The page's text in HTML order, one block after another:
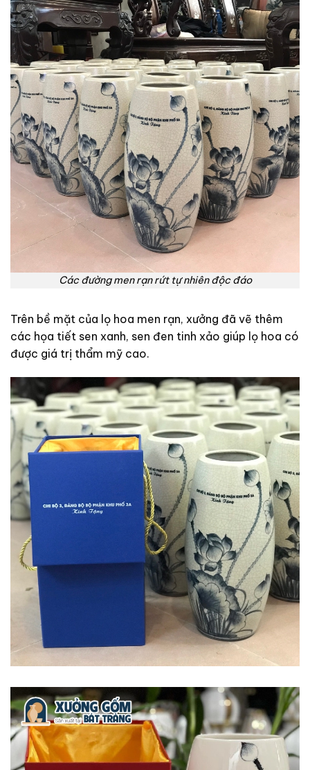
Các đường men rạn rứt tự nhiên độc đáo
Trên bề mặt của lọ hoa men rạn, xưởng đã vẽ thêm
các họa tiết sen xanh, sen đen tinh xảo giúp lọ hoa có
được giá trị thẩm mỹ cao.